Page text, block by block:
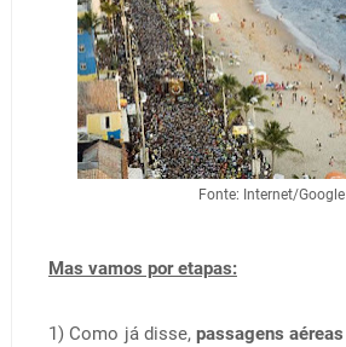
Fonte: Internet/Google
Mas vamos por etapas:
1) Como já disse,passagens aéreas